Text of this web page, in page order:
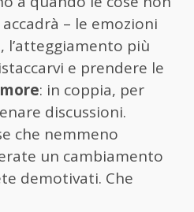
– le emozioni
più
e prendere le
: in coppia, per
discussioni.
che nemmeno
un cambiamento
demotivati. Che